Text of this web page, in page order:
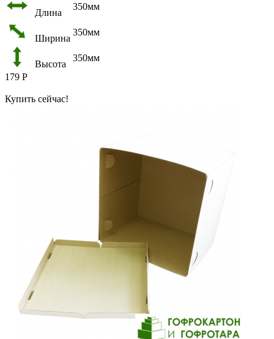
Длина
350мм
Ширина
350мм
Высота
350мм
179 Р
Купить сейчас!